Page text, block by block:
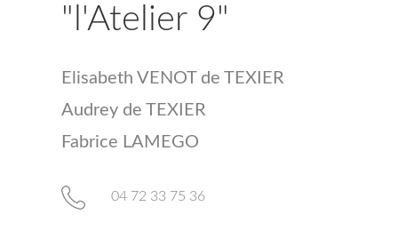
"l'Atelier 9"
Elisabeth VENOT de TEXIER
Audrey de TEXIER
Fabrice LAMEGO
04 72 33 75 36